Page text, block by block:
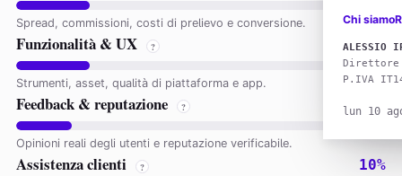
Chi siamo
ALESSIO
Direttore
P.IVA
lun 10
Spread, commissioni, costi di prelievo e conversione.
Funzionalità & UX ? 20%
Strumenti, asset, qualità di piattaforma e app.
Feedback & reputazione ? 15%
Opinioni reali degli utenti e reputazione verificabile.
Assistenza clienti ? 10%